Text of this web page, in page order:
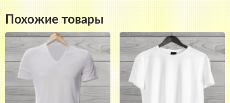
Похожие товары